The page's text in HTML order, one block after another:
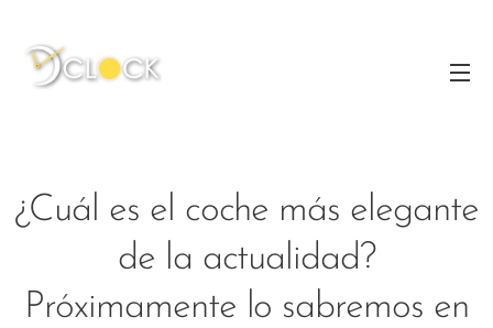
¿Cuál es el coche más elegante
de la actualidad?
Próximamente lo sabremos en